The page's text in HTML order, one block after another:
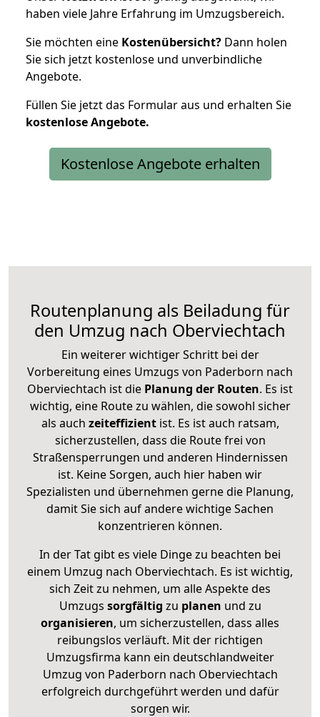
haben viele Jahre Erfahrung im Umzugsbereich.
Sie möchten eine Kostenübersicht? Dann holen
Sie sich jetzt kostenlose und unverbindliche
Angebote.
Füllen Sie jetzt das Formular aus und erhalten Sie
kostenloseAngebote.
Kostenlose Angebote erhalten
Routenplanung als Beiladung für
den Umzug nach Oberviechtach
Ein weiterer wichtiger Schritt bei der
Vorbereitung eines Umzugs von Paderborn nach
Oberviechtach ist die Planung der Routen. Es ist
wichtig, eine Route zu wählen, die sowohl sicher
als auch zeiteffizientist. Es ist auch ratsam,
sicherzustellen, dass die Route frei von
Straßensperrungen und anderen Hindernissen
ist. Keine Sorgen, auch hier haben wir
Spezialisten und übernehmen gerne die Planung,
damit Sie sich auf andere wichtige Sachen
konzentrieren können.
In der Tat gibt es viele Dinge zu beachten bei
einem Umzug nach Oberviechtach. Es ist wichtig,
sich Zeit zu nehmen, um alle Aspekte des
Umzugs sorgfältig zu planen und zu
organisieren, um sicherzustellen, dass alles
reibungslos verläuft. Mit der richtigen
Umzugsfirma kann ein deutschlandweiter
Umzug von Paderborn nach Oberviechtach
erfolgreich durchgeführt werden und dafür
sorgen wir.